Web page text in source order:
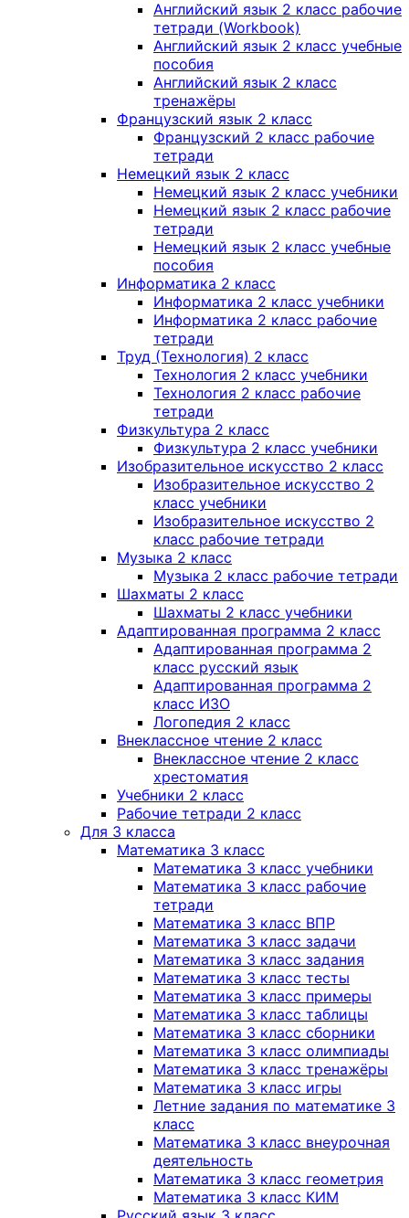
Английский язык 2 класс рабочие
тетради (Workbook)
Английский язык 2 класс учебные
пособия
Английский язык 2 класс
тренажёры
Французский язык 2 класс
Французский 2 класс рабочие
тетради
Немецкий язык 2 класс
Немецкий язык 2 класс учебники
Немецкий язык 2 класс рабочие
тетради
Немецкий язык 2 класс учебные
пособия
Информатика 2 класс
Информатика 2 класс учебники
Информатика 2 класс рабочие
тетради
Труд (Технология) 2 класс
Технология 2 класс учебники
Технология 2 класс рабочие
тетради
Физкультура 2 класс
Физкультура 2 класс учебники
Изобразительное искусство 2 класс
Изобразительное искусство 2
класс учебники
Изобразительное искусство 2
класс рабочие тетради
Музыка 2 класс
Музыка 2 класс рабочие тетради
Шахматы 2 класс
Шахматы 2 класс учебники
Адаптированная программа 2 класс
Адаптированная программа 2
класс русский язык
Адаптированная программа 2
класс ИЗО
Логопедия 2 класс
Внеклассное чтение 2 класс
Внеклассное чтение 2 класс
хрестоматия
Учебники 2 класс
Рабочие тетради 2 класс
Для 3 класса
Математика 3 класс
Математика 3 класс учебники
Математика 3 класс рабочие
тетради
Математика 3 класс ВПР
Математика 3 класс задачи
Математика 3 класс задания
Математика 3 класс тесты
Математика 3 класс примеры
Математика 3 класс таблицы
Математика 3 класс сборники
Математика 3 класс олимпиады
Математика 3 класс тренажёры
Математика 3 класс игры
Летние задания по математике 3
класс
Математика 3 класс внеурочная
деятельность
Математика 3 класс геометрия
Математика 3 класс КИМ